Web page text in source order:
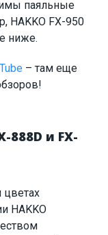
паяльные
HAKKO FX-950
ниже.
– там еще
888D и FX-
цветах
HAKKO